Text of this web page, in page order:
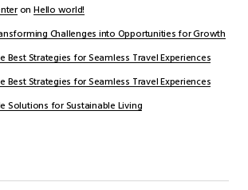
onHello world!
Challenges into Opportunities for Growth
Best Strategies for Seamless Travel Experiences
Best Strategies for Seamless Travel Experiences
Solutions for Sustainable Living